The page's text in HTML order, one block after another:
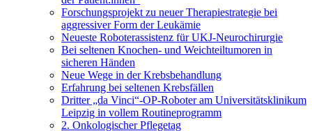
Forschungsprojekt zu neuer Therapiestrategie bei
aggressiver Form der Leukämie
Neueste Roboterassistenz für UKJ-Neurochirurgie
Bei seltenen Knochen- und Weichteiltumoren in
sicheren Händen
Neue Wege in der Krebsbehandlung
Erfahrung bei seltenen Krebsfällen
Dritter „da Vinci“-OP-Roboter am Universitätsklinikum
Leipzig in vollem Routineprogramm
2. Onkologischer Pflegetag